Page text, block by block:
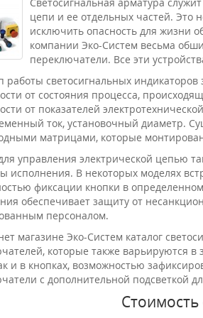
цепи и ее отдельных частей. Это
исключить опасность для жизни
компании Эко-Систем весьма
переключатели. Все эти
светосигнальных
от состояния процесса,
от показателей
ток, установочный диаметр.
матрицами, которые
управления электрической цепью
исполнения. В некоторых моделях
фиксации кнопки в
обеспечивает защиту от
персоналом.
магазине Эко-Систем каталог
которые также варьируются в
и в кнопках, возможностью
с дополнительной подсветкой